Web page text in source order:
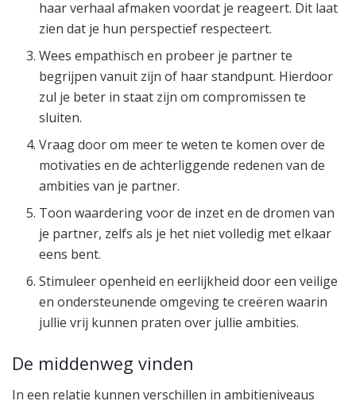
haar verhaal afmaken voordat je reageert. Dit laat
zien dat je hun perspectief respecteert.
Wees empathisch en probeer je partner te
begrijpen vanuit zijn of haar standpunt. Hierdoor
zul je beter in staat zijn om compromissen te
sluiten.
Vraag door om meer te weten te komen over de
motivaties en de achterliggende redenen van de
ambities van je partner.
Toon waardering voor de inzet en de dromen van
je partner, zelfs als je het niet volledig met elkaar
eens bent.
Stimuleer openheid en eerlijkheid door een veilige
en ondersteunende omgeving te creëren waarin
jullie vrij kunnen praten over jullie ambities.
De middenweg vinden
In een relatie kunnen verschillen in ambitieniveaus